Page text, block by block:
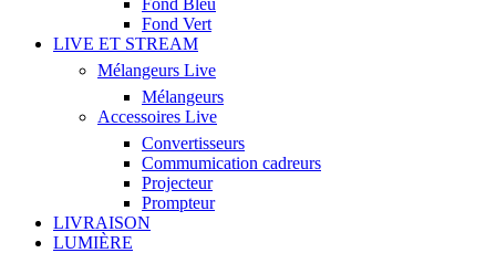
Fond Bleu
Fond Vert
LIVE ET STREAM
Mélangeurs Live
Mélangeurs
Accessoires Live
Convertisseurs
Commumication cadreurs
Projecteur
Prompteur
LIVRAISON
LUMIÈRE